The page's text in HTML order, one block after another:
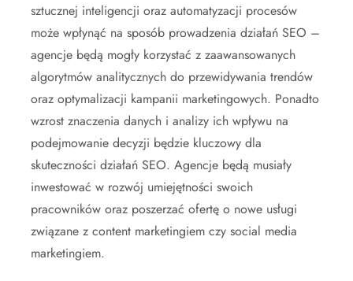
sztucznej inteligencji oraz automatyzacji procesów
może wpłynąć na sposób prowadzenia działań SEO –
agencje będą mogły korzystać z zaawansowanych
algorytmów analitycznych do przewidywania trendów
oraz optymalizacji kampanii marketingowych. Ponadto
wzrost znaczenia danych i analizy ich wpływu na
podejmowanie decyzji będzie kluczowy dla
skuteczności działań SEO. Agencje będą musiały
inwestować w rozwój umiejętności swoich
pracowników oraz poszerzać ofertę o nowe usługi
związane z content marketingiem czy social media
marketingiem.